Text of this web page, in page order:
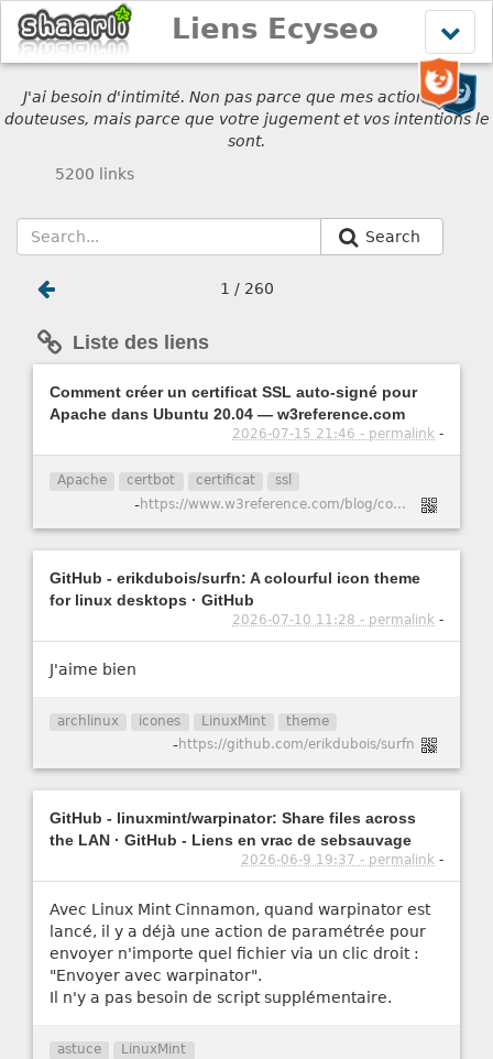
le
menu
Liens Ecyseo
J'ai besoin d'intimité. Non pas parce que mes actions sont
douteuses, mais parce que votre jugement et vos intentions le
sont.
5200 links
Search
1 / 260
Liste des liens
Comment créer un certificat SSL auto-signé pour
Apache dans Ubuntu 20.04 — w3reference.com
2026-07-15 21:46 - permalink -
Apache certbot certificat ssl
- https://www.w3reference.com/blog/comment-cr-er-un-certificat-ssl-auto-sign-pour-apache-dans-ubuntu-20-04/
GitHub - erikdubois/surfn: A colourful icon theme
for linux desktops · GitHub
2026-07-10 11:28 - permalink -
J'aime bien
archlinux icones LinuxMint theme
-https://github.com/erikdubois/surfn
GitHub - linuxmint/warpinator: Share files across
the LAN · GitHub - Liens en vrac de sebsauvage
2026-06-9 19:37 - permalink -
Avec Linux Mint Cinnamon, quand warpinator est
lancé, il y a déjà une action de paramétrée pour
envoyer n'importe quel fichier via un clic droit :
"Envoyer avec warpinator".
Il n'y a pas besoin de script supplémentaire.
astuce LinuxMint